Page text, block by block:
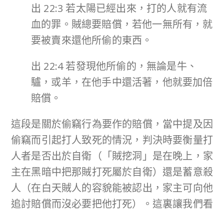
出 22:3 若太陽已經出來，打的人就有流
血的罪。賊總要賠償，若他一無所有，就
要被賣來還他所偷的東西。
出 22:4 若發現他所偷的，無論是牛、
驢，或羊，在他手中還活著，他就要加倍
賠償。
這段是關於偷竊行為要作的賠償，當中提及因
偷竊而引起打人致死的情況，判決時要衡量打
人者是否出於自衛（「賊挖洞」是在晚上，家
主在黑暗中把那賊打死屬於自衛）還是蓄意殺
人（在白天賊人的容貌能被認出，家主可向他
追討賠償而沒必要把他打死）。這裏讓我們看